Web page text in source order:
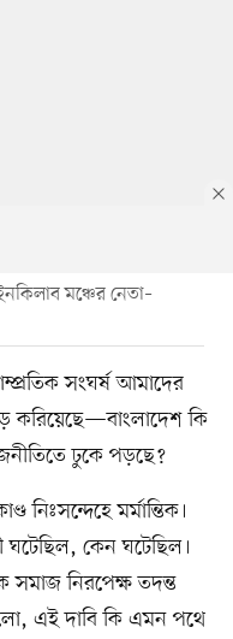
মঞ্চের নেতা–
সংঘর্ষ আমাদের
করিয়েছে—বাংলাদেশ কি
ঢুকে পড়ছে?
নিঃসন্দেহে মর্মান্তিক।
কেন ঘটেছিল।
সমাজ নিরপেক্ষ তদন্ত
এই দাবি কি এমন পথে